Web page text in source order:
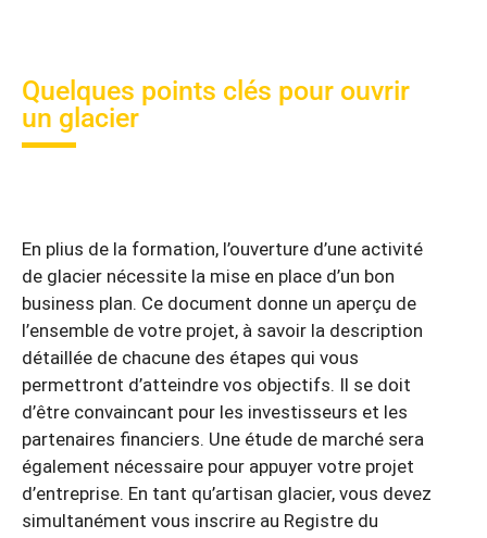
Quelques points clés pour ouvrir
un glacier
En plius de la formation, l’ouverture d’une activité
de glacier nécessite la mise en place d’un bon
business plan. Ce document donne un aperçu de
l’ensemble de votre projet, à savoir la description
détaillée de chacune des étapes qui vous
permettront d’atteindre vos objectifs. Il se doit
d’être convaincant pour les investisseurs et les
partenaires financiers. Une étude de marché sera
également nécessaire pour appuyer votre projet
d’entreprise. En tant qu’artisan glacier, vous devez
simultanément vous inscrire au Registre du